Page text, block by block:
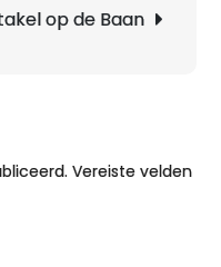
op de Baan
Vereiste velden